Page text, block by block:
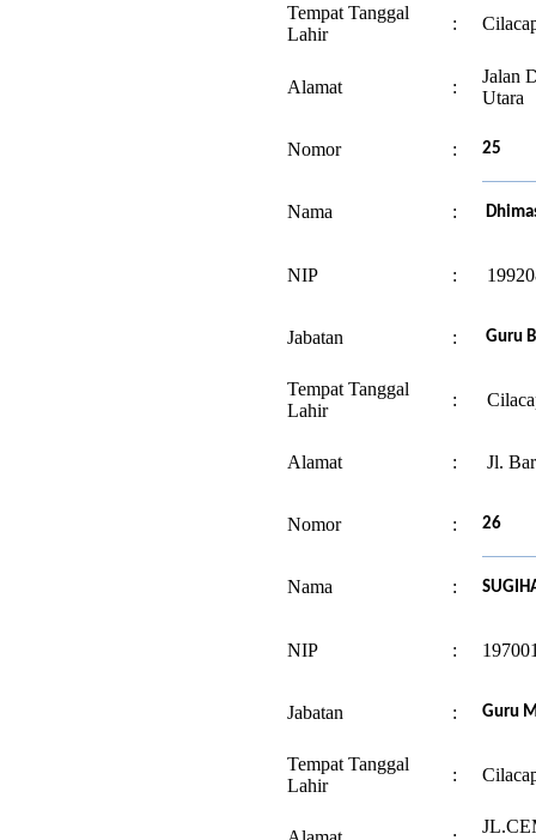
Tempat Tanggal
Lahir
:
Alamat :
Jalan
Utara
Nomor : 25
Nama :
NIP :
Jabatan : Guru
Tempat Tanggal
Lahir
:
Alamat : Jl.
Nomor : 26
Nama :
NIP :
Jabatan : Guru
Tempat Tanggal
Lahir
: